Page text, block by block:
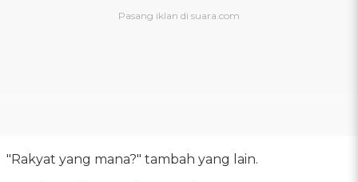
"Rakyat yang mana?" tambah yang lain.